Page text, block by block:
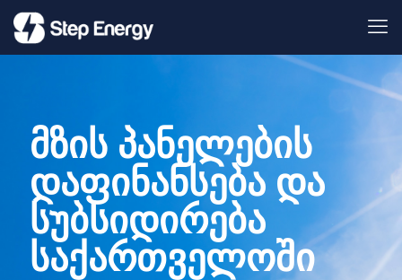
მზის პანელების
დაფინანსება და
სუბსიდირება
საქართველოში